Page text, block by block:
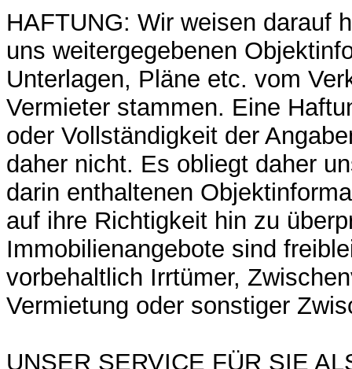
HAFTUNG: Wir weisen darauf
uns weitergegebenen
Unterlagen, Pläne etc. vom
Vermieter stammen. Eine
oder Vollständigkeit der
daher nicht. Es obliegt daher
darin enthaltenen
auf ihre Richtigkeit hin zu
Immobilienangebote sind
vorbehaltlich Irrtümer,
Vermietung oder sonstiger
UNSER SERVICE FÜR SIE